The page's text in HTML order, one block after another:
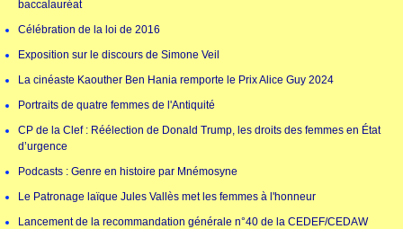
baccalauréat
Célébration de la loi de 2016
Exposition sur le discours de Simone Veil
La cinéaste Kaouther Ben Hania remporte le Prix Alice Guy 2024
Portraits de quatre femmes de l'Antiquité
CP de la Clef : Réélection de Donald Trump, les droits des femmes en État
d’urgence
Podcasts : Genre en histoire par Mnémosyne
Le Patronage laïque Jules Vallès met les femmes à l'honneur
Lancement de la recommandation générale n°40 de la CEDEF/CEDAW